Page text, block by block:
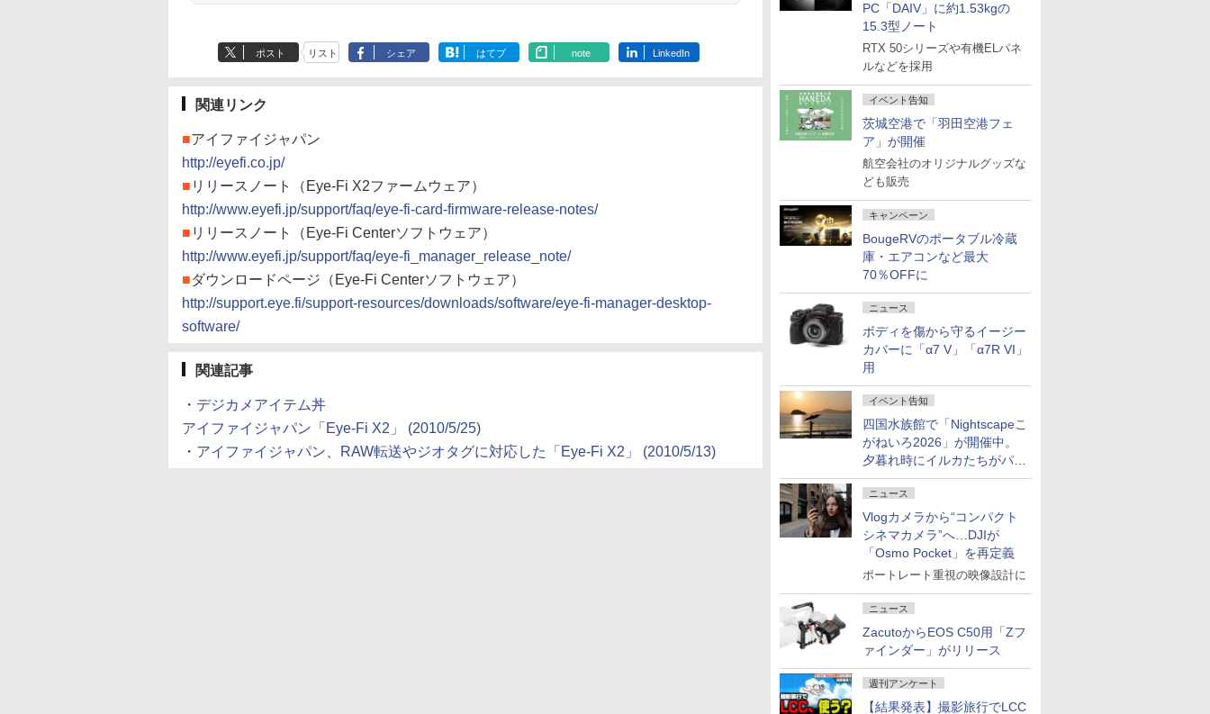
PC「DAIV」に約1.53kgの
15.3型ノート
RTX 50シリーズや有機ELパネ
ルなどを採用
イベント告知
茨城空港で「羽田空港フェ
ア」が開催
航空会社のオリジナルグッズな
ども販売
キャンペーン
BougeRVのポータブル冷蔵
庫・エアコンなど最大
70％OFFに
ニュース
ボディを傷から守るイージー
カバーに「α7 V」「α7R VI」
用
イベント告知
四国水族館で「Nightscapeこ
がねいろ2026」が開催中。
夕暮れ時にイルカたちがパフ
ォーマンスを繰り広げる
ニュース
Vlogカメラから“コンパクト
シネマカメラ”へ…DJIが
「Osmo Pocket」を再定義
ポートレート重視の映像設計に
ニュース
ZacutoからEOS C50用「Zフ
ァインダー」がリリース
週刊アンケート
【結果発表】撮影旅行でLCC
ポスト リスト シェア はてブ note LinkedIn
関連リンク
■アイファイジャパン
http://eyefi.co.jp/
■ リリースノート（Eye-Fi X2ファームウェア）
http://www.eyefi.jp/support/faq/eye-fi-card-firmware-release-notes/
■ リリースノート（Eye-Fi Centerソフトウェア）
http://www.eyefi.jp/support/faq/eye-fi_manager_release_note/
■ダウンロードページ（Eye-Fi Centerソフトウェア）
http://support.eye.fi/support-resources/downloads/software/eye-fi-manager-desktop-
software/
関連記事
・ デジカメアイテム丼
アイファイジャパン「Eye-Fi X2」 (2010/5/25)
・ アイファイジャパン、RAW転送やジオタグに対応した「Eye-Fi X2」 (2010/5/13)